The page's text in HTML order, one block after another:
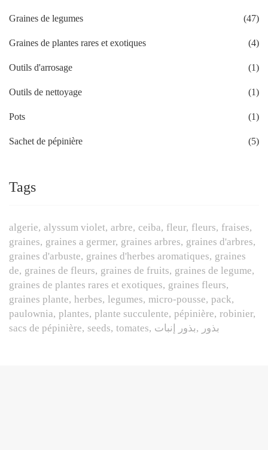
Graines de legumes (47)
Graines de plantes rares et exotiques (4)
Outils d'arrosage (1)
Outils de nettoyage (1)
Pots (1)
Sachet de pépinière (5)
Tags
algerie alyssum violet arbre ceiba fleur fleurs fraises
graines graines a germer graines arbres graines d'arbres
graines d'arbuste graines d'herbes aromatiques graines
de graines de fleurs graines de fruits graines de legume
graines de plantes rares et exotiques graines fleurs
graines plante herbes legumes micro-pousse pack
paulownia plantes plante succulente pépinière robinier
sacs de pépinière seeds tomates بذور بذور إنبات